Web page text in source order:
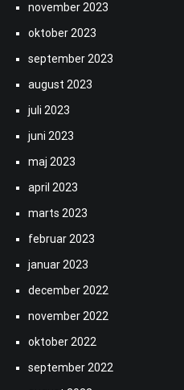
november 2023
oktober 2023
september 2023
august 2023
juli 2023
juni 2023
maj 2023
april 2023
marts 2023
februar 2023
januar 2023
december 2022
november 2022
oktober 2022
september 2022